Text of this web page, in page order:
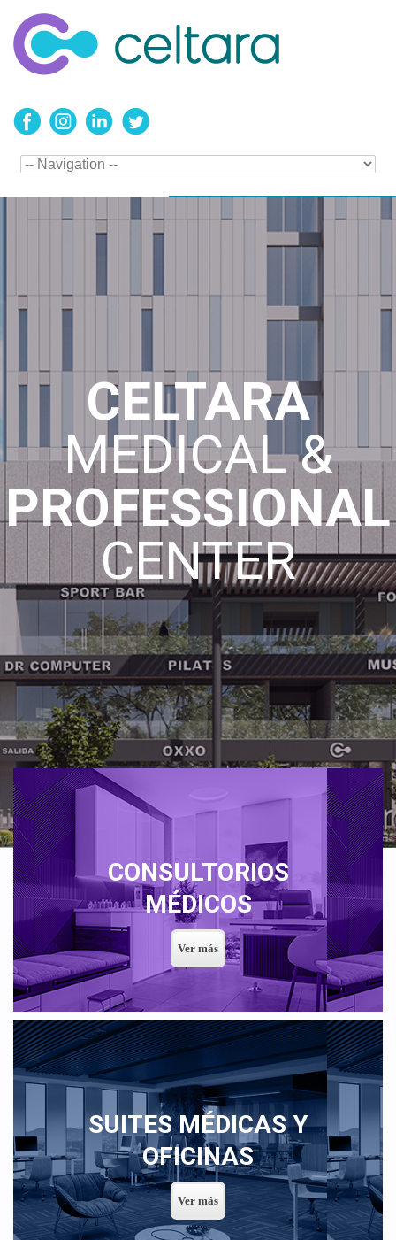
CELTARA
MEDICAL &
PROFESSIONAL
CENTER
CONSULTORIOS
MÉDICOS
SUITES MÉDICAS Y
OFICINAS